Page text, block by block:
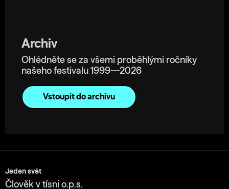
Archiv
Ohlédněte se za všemi proběhlými ročníky
našeho festivalu 1999—2026
Vstoupit do archivu
Jeden svět
Člověk v tísni o.p.s.